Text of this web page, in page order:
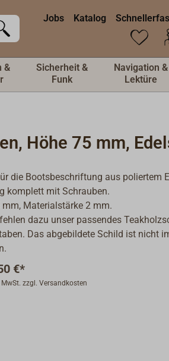
Jobs Katalog
&
Sicherheit &
Funk
Navigation &
Lektüre
Höhe 75 mm,
die Bootsbeschriftung aus poliertem
komplett mit Schrauben.
mm, Materialstärke 2 mm.
dazu unser passendes
Das abgebildete Schild ist nicht
€*
MwSt. zzgl. Versandkosten